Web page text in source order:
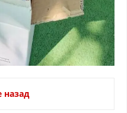
назад